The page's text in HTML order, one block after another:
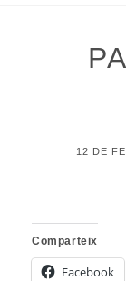
POSTED
12 DE
Comparteix
Facebook